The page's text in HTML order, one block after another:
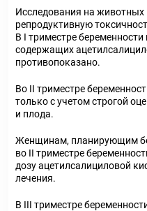
Исследования на
репродуктивную
В I триместре
содержащих
противопоказано.
Во II триместре
только с учетом строгой
и плода.
Женщинам, планирующим
во II триместре
дозу ацетилсалициловой
лечения.
В III триместре